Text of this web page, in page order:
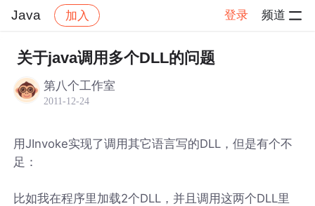
Java 加入 登录 频道
社区 Java 帖子详情
关于java调用多个DLL的问题
第八个工作室
2011-12-24
用JInvoke实现了调用其它语言写的DLL，但是有个不
足：
比如我在程序里加载2个DLL，并且调用这两个DLL里